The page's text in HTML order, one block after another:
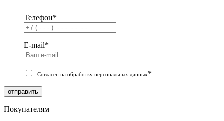
Телефон*
E-mail*
Согласен на обработку персональных данных*
отправить
Покупателям